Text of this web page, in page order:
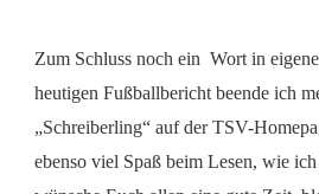
Zum Schluss noch ein Wort in
heutigen Fußballbericht beende ich
„Schreiberling“ auf der TSV-
ebenso viel Spaß beim Lesen, wie